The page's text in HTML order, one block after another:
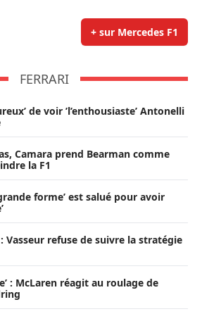
+ sur Mercedes F1
FERRARI
de voir ’l’enthousiaste’ Antonelli
Camara prend Bearman comme
la F1
forme’ est salué pour avoir
Vasseur refuse de suivre la stratégie
: McLaren réagit au roulage de